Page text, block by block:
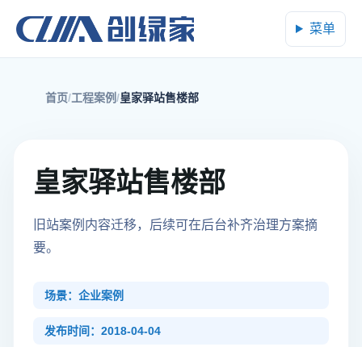
菜单
首页 工程案例 皇家驿站售楼部
皇家驿站售楼部
旧站案例内容迁移，后续可在后台补齐治理方案摘
要。
场景：企业案例
发布时间：2018-04-04